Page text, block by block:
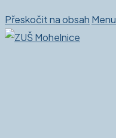
Přeskočit na obsah Menu